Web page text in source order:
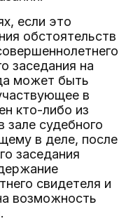
если это
обстоятельств
заседания на
может быть
в
кто-либо из
судебного
в деле, после
заседания
свидетеля и
возможность